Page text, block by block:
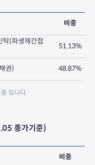
비중
탁(파생재간접
51.13%
권) 48.87%
입니다.
종가기준)
비중